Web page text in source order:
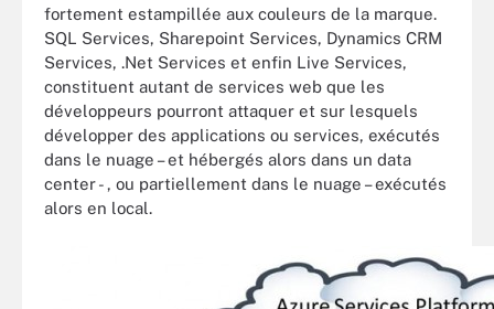
fortement estampillée aux couleurs de la marque.
SQL Services, Sharepoint Services, Dynamics CRM
Services, .Net Services et enfin Live Services,
constituent autant de services web que les
développeurs pourront attaquer et sur lesquels
développer des applications ou services, exécutés
dans le nuage – et hébergés alors dans un data
center - , ou partiellement dans le nuage – exécutés
alors en local.